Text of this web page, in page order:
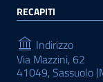
RECAPITI
Indirizzo
Via Mazzini, 62
41049, Sassuolo